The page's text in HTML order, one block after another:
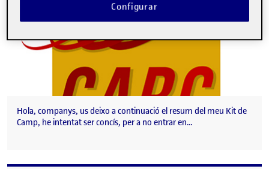
Hola, companys, us deixo a continuació el resum del meu Kit de
Camp, he intentat ser concís, per a no entrar en…
Configurar